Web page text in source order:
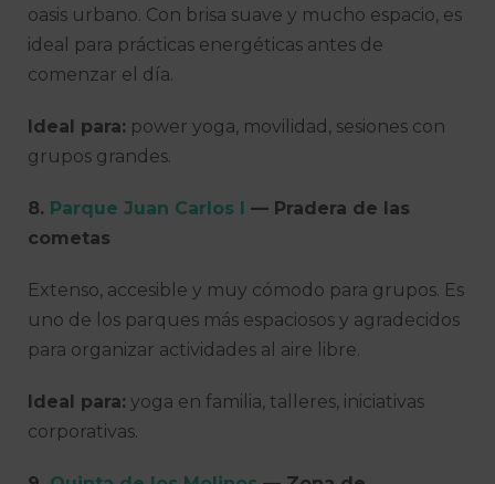
oasis urbano. Con brisa suave y mucho espacio, es
ideal para prácticas energéticas antes de
comenzar el día.
Ideal para: power yoga, movilidad, sesiones con
grupos grandes.
8. Parque Juan Carlos I — Pradera de las
cometas
Extenso, accesible y muy cómodo para grupos. Es
uno de los parques más espaciosos y agradecidos
para organizar actividades al aire libre.
Ideal para: yoga en familia, talleres, iniciativas
corporativas.